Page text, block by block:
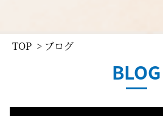
TOP > ブログ
BLOG